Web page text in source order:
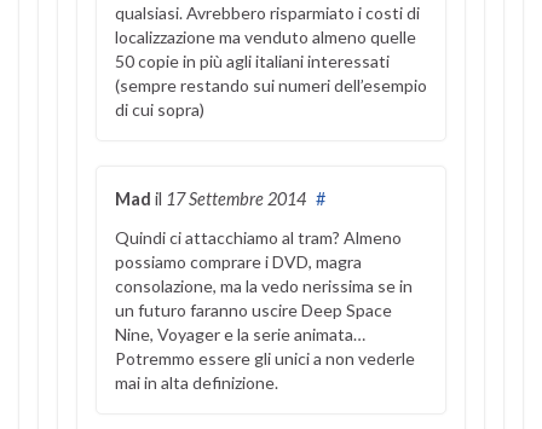
qualsiasi. Avrebbero risparmiato i costi di
localizzazione ma venduto almeno quelle
50 copie in più agli italiani interessati
(sempre restando sui numeri dell’esempio
di cui sopra)
Mad il 17 Settembre 2014 #
Quindi ci attacchiamo al tram? Almeno
possiamo comprare i DVD, magra
consolazione, ma la vedo nerissima se in
un futuro faranno uscire Deep Space
Nine, Voyager e la serie animata…
Potremmo essere gli unici a non vederle
mai in alta definizione.